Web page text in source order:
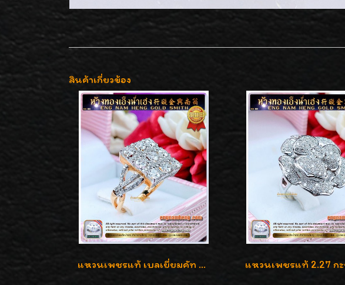
สินค้าเกี่ยวข้อง
แหวนเพชรแท้ เบลเยี่ยมคัท 2.39 กะรัต น้ำ 98 F-Color/VVS ดีไซน์หน้ากว้างหรูเต็มนิ้ว